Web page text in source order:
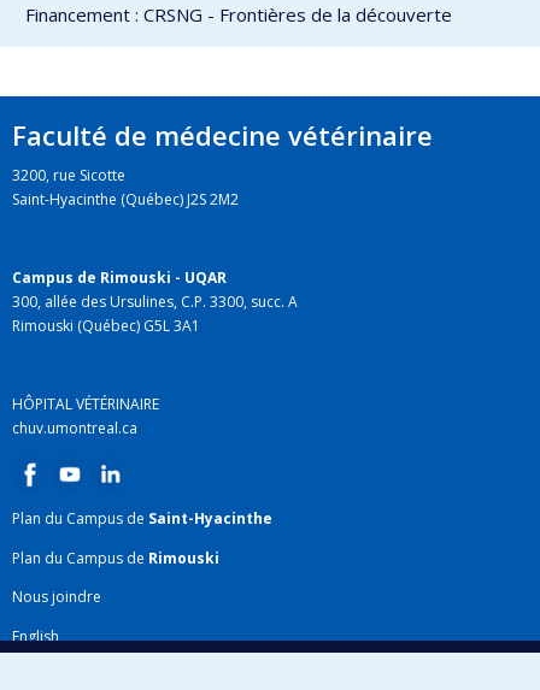
Financement : CRSNG - Frontières de la découverte
Faculté de médecine vétérinaire
3200, rue Sicotte
Saint-Hyacinthe (Québec) J2S 2M2
Campus de Rimouski - UQAR
300, allée des Ursulines, C.P. 3300, succ. A
Rimouski (Québec) G5L 3A1
HÔPITAL VÉTÉRINAIRE
chuv.umontreal.ca
Plan du Campus de Saint-Hyacinthe
Plan du Campus de Rimouski
Nous joindre
English